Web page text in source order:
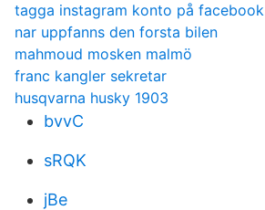
tagga instagram konto på facebook
nar uppfanns den forsta bilen
mahmoud mosken malmö
franc kangler sekretar
husqvarna husky 1903
bvvC
sRQK
jBe